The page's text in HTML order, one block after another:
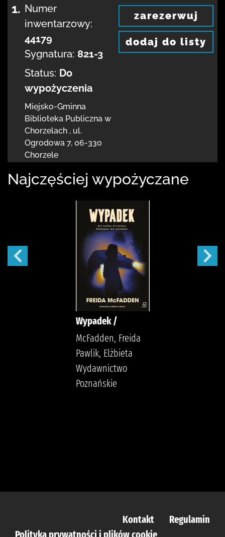
1. Numer
inwentarzowy:
44179
Sygnatura: 821-3
Status: Do
wypożyczenia
Miejsko-Gminna
Biblioteka Publiczna w
Chorzelach , ul.
Ogrodowa 7, 06-330
Chorzele
zarezerwuj
dodaj do listy
Najczęściej wypożyczane
Wypadek /
McFadden, Freida
Pawlik, Elżbieta
Wydawnictwo
Poznańskie
Kontakt
Regulamin
Polityka prywatności i plików cookie